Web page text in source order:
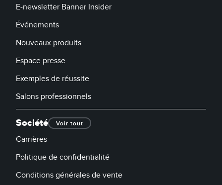
E-newsletter Banner Insider
Événements
Nouveaux produits
Espace presse
Exemples de réussite
Salons professionnels
Société Voir tout
Carrières
Politique de confidentialité
Conditions générales de vente